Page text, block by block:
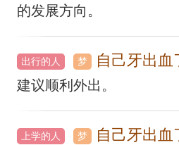
的发展方向。
出行的人 梦 自己牙出血
建议顺利外出。
上学的人 梦 自己牙出血